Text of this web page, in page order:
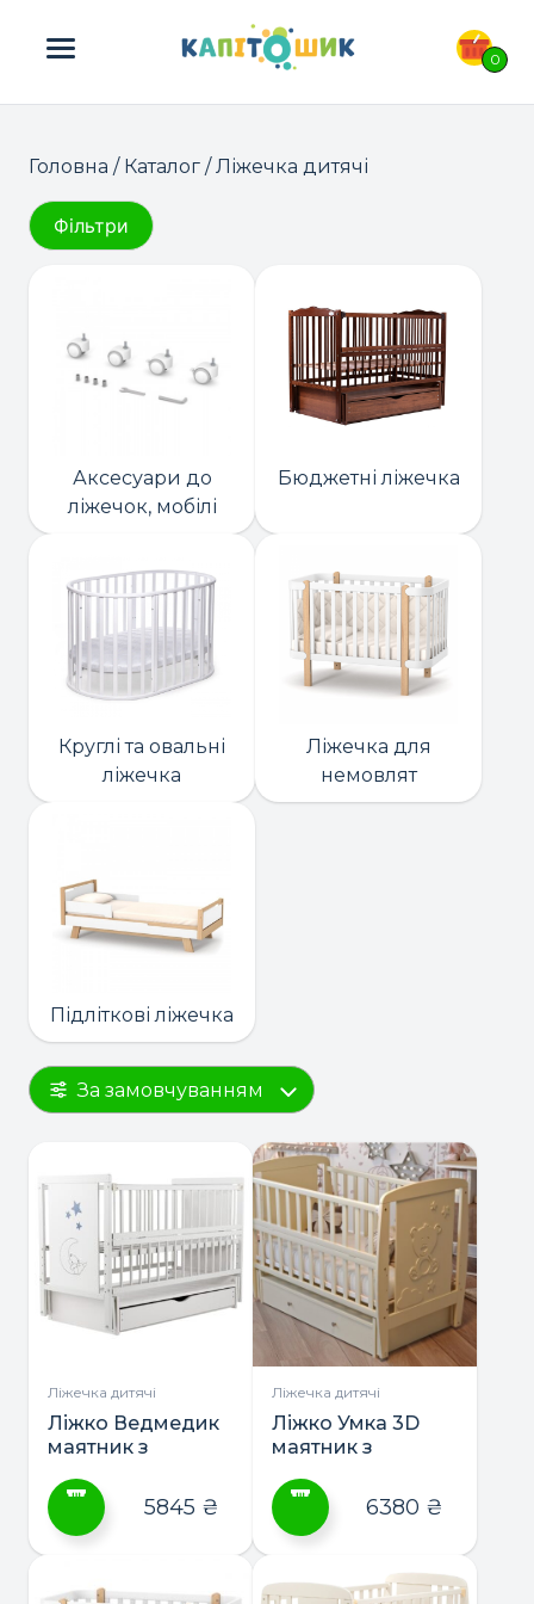
0
ПОШУК ТОВАРІВ:
Головна / Каталог / Ліжечка дитячі
Фільтри
Аксесуари до
ліжечок, мобілі
Бюджетні ліжечка
Круглі та овальні
ліжечка
Ліжечка для
немовлят
Підліткові ліжечка
За замовчуванням
Ліжечка дитячі
Ліжко Ведмедик
маятник з
Дубик-М
5845 ₴
Ліжечка дитячі
Ліжко Умка 3D
маятник з
Дубик-М
6380 ₴